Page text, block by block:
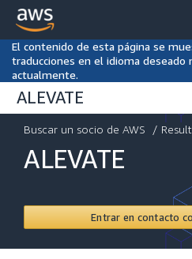
El contenido de esta página se
traducciones en el idioma deseado
actualmente.
ALEVATE
Buscar un socio de AWS /
ALEVATE
Entrar en contacto